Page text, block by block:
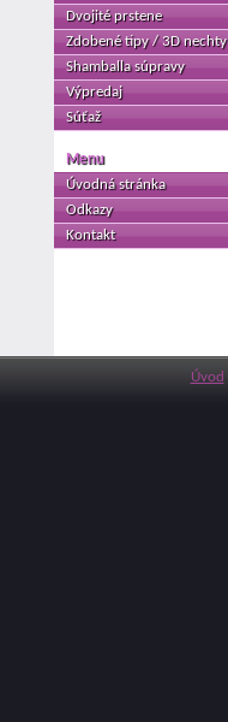
Dvojité prstene
Zdobené tipy / 3D nechty
Shamballa súpravy
Výpredaj
Súťaž
Menu
Úvodná stránka
Odkazy
Kontakt
Úvod